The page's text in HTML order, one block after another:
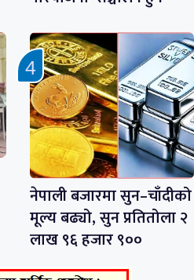
नेपाली बजारमा सुन–चाँदीको
मूल्य बढ्यो, सुन प्रतितोला २
लाख ९६ हजार ९००